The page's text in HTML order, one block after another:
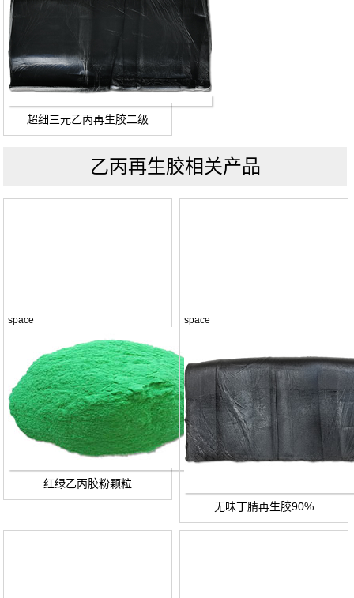
超细三元乙丙再生胶二级
乙丙再生胶相关产品
space
红绿乙丙胶粉颗粒
space
无味丁腈再生胶90%